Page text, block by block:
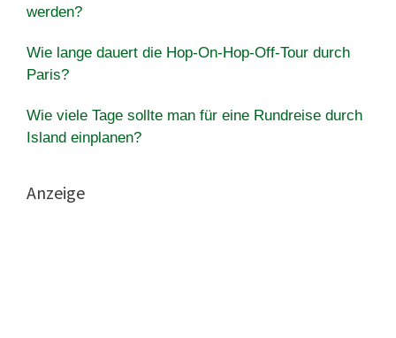
werden?
Wie lange dauert die Hop-On-Hop-Off-Tour durch
Paris?
Wie viele Tage sollte man für eine Rundreise durch
Island einplanen?
Anzeige